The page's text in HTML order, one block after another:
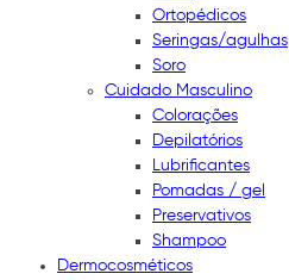
Ortopédicos
Seringas/agulhas
Soro
Cuidado Masculino
Colorações
Depilatórios
Lubrificantes
Pomadas / gel
Preservativos
Shampoo
Dermocosméticos